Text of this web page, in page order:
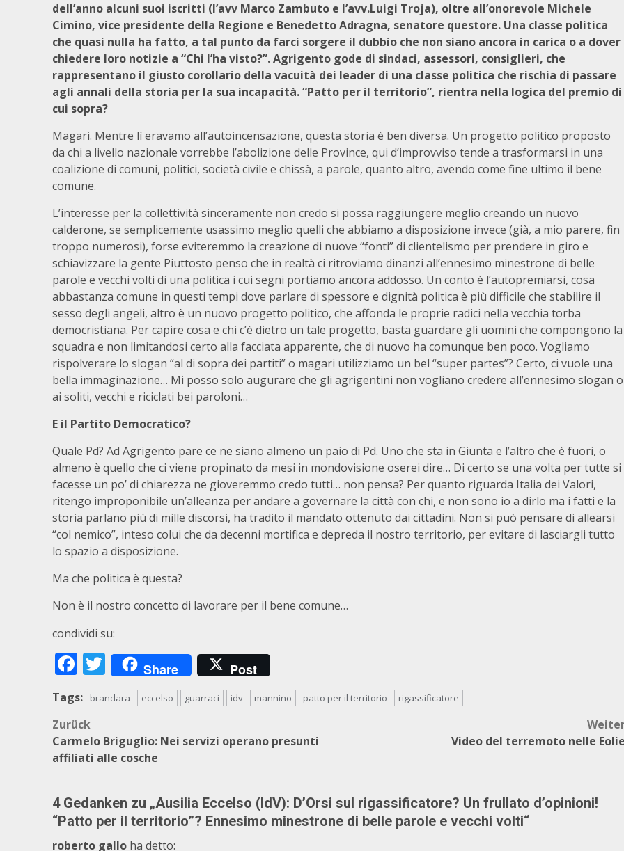
dell’anno alcuni suoi iscritti (l’avv Marco Zambuto e l’avv.Luigi Troja), oltre all’onorevole Michele
Cimino, vice presidente della Regione e Benedetto Adragna, senatore questore. Una classe politica
che quasi nulla ha fatto, a tal punto da farci sorgere il dubbio che non siano ancora in carica o a dover
chiedere loro notizie a “Chi l’ha visto?”. Agrigento gode di sindaci, assessori, consiglieri, che
rappresentano il giusto corollario della vacuità dei leader di una classe politica che rischia di passare
agli annali della storia per la sua incapacità. “Patto per il territorio”, rientra nella logica del premio di
cui sopra?
Magari. Mentre lì eravamo all’autoincensazione, questa storia è ben diversa. Un progetto politico proposto
da chi a livello nazionale vorrebbe l’abolizione delle Province, qui d’improvviso tende a trasformarsi in una
coalizione di comuni, politici, società civile e chissà, a parole, quanto altro, avendo come fine ultimo il bene
comune.
L’interesse per la collettività sinceramente non credo si possa raggiungere meglio creando un nuovo
calderone, se semplicemente usassimo meglio quelli che abbiamo a disposizione invece (già, a mio parere, fin
troppo numerosi), forse eviteremmo la creazione di nuove “fonti” di clientelismo per prendere in giro e
schiavizzare la gente Piuttosto penso che in realtà ci ritroviamo dinanzi all’ennesimo minestrone di belle
parole e vecchi volti di una politica i cui segni portiamo ancora addosso. Un conto è l’autopremiarsi, cosa
abbastanza comune in questi tempi dove parlare di spessore e dignità politica è più difficile che stabilire il
sesso degli angeli, altro è un nuovo progetto politico, che affonda le proprie radici nella vecchia torba
democristiana. Per capire cosa e chi c’è dietro un tale progetto, basta guardare gli uomini che compongono la
squadra e non limitandosi certo alla facciata apparente, che di nuovo ha comunque ben poco. Vogliamo
rispolverare lo slogan “al di sopra dei partiti” o magari utilizziamo un bel “super partes”? Certo, ci vuole una
bella immaginazione… Mi posso solo augurare che gli agrigentini non vogliano credere all’ennesimo slogan o
ai soliti, vecchi e riciclati bei paroloni…
E il Partito Democratico?
Quale Pd? Ad Agrigento pare ce ne siano almeno un paio di Pd. Uno che sta in Giunta e l’altro che è fuori, o
almeno è quello che ci viene propinato da mesi in mondovisione oserei dire… Di certo se una volta per tutte si
facesse un po’ di chiarezza ne gioveremmo credo tutti… non pensa? Per quanto riguarda Italia dei Valori,
ritengo improponibile un’alleanza per andare a governare la città con chi, e non sono io a dirlo ma i fatti e la
storia parlano più di mille discorsi, ha tradito il mandato ottenuto dai cittadini. Non si può pensare di allearsi
“col nemico”, inteso colui che da decenni mortifica e depreda il nostro territorio, per evitare di lasciargli tutto
lo spazio a disposizione.
Ma che politica è questa?
Non è il nostro concetto di lavorare per il bene comune…
condividi su:
Facebook
Twitter
Share Post
Tags: brandara eccelso guarraci idv mannino patto per il territorio rigassificatore
Beitragsnavigation
Zurück
Carmelo Briguglio: Nei servizi operano presunti
affiliati alle cosche
Video del terremoto nelle
4 Gedanken zu „Ausilia Eccelso (IdV): D’Orsi sul rigassificatore? Un frullato d’opinioni!
“Patto per il territorio”? Ennesimo minestrone di belle parole e vecchi volti“
roberto gallo ha detto: